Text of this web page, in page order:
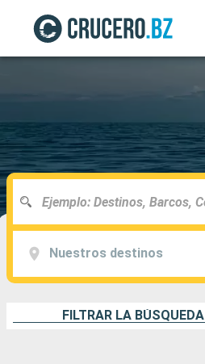
Nuestros destinos
FILTRAR LA BÚSQUEDA